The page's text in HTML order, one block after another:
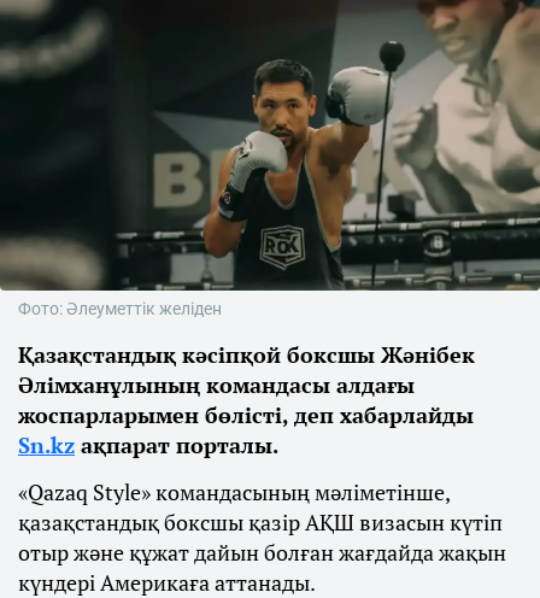
Фото: Әлеуметтік желіден
Қазақстандық кәсіпқой боксшы Жәнібек
Әлімханұлының командасы алдағы
жоспарларымен бөлісті, деп хабарлайды
Sn.kz ақпарат порталы.
«Qazaq Style» командасының мәліметінше,
қазақстандық боксшы қазір АҚШ визасын күтіп
отыр және құжат дайын болған жағдайда жақын
күндері Америкаға аттанады.